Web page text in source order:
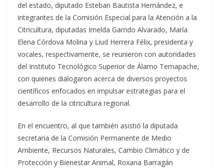
del estado, diputado Esteban Bautista Hernández, e
integrantes de la Comisión Especial para la Atención a la
Citricultura, diputadas Imelda Garrido Alvarado, María
Elena Córdova Molina y Liud Herrera Félix, presidenta y
vocales, respectivamente, se reunieron con autoridades
del Instituto Tecnológico Superior de Álamo Temapache,
con quienes dialogaron acerca de diversos proyectos
científicos enfocados en impulsar estrategias para el
desarrollo de la citricultura regional.
En el encuentro, al que también asistió la diputada
secretaria de la Comisión Permanente de Medio
Ambiente, Recursos Naturales, Cambio Climático y de
Protección y Bienestar Animal, Roxana Barragán